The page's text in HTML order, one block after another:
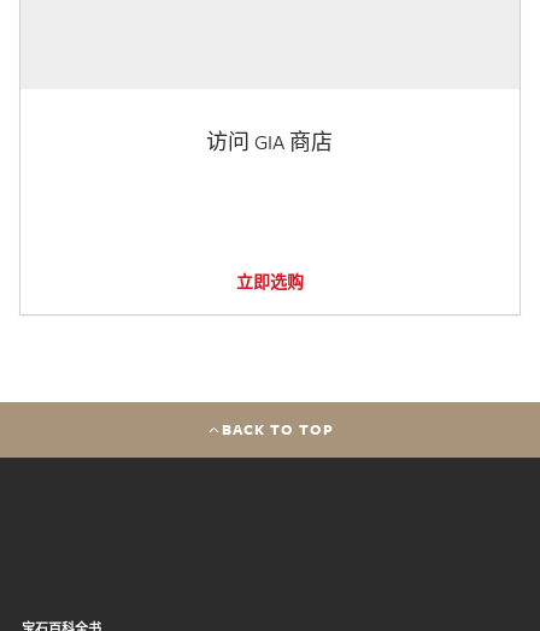
访问 GIA 商店
立即选购
BACK TO TOP